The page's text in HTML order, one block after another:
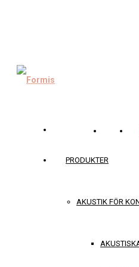
PRODUKTER
AKUSTIK FÖR